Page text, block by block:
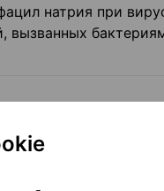
натрия при
вызванных
через каждый час